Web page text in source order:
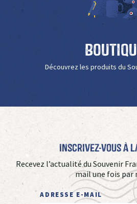
Découvrez les produits du
Inscrivez-vous à
Recevez l’actualité du Souvenir
mail une fois par
ADRESSE E-MAIL